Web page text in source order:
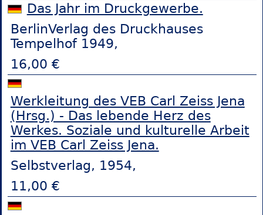
Das Jahr im Druckgewerbe.
BerlinVerlag des Druckhauses
Tempelhof 1949,
16,00 €
Werkleitung des VEB Carl Zeiss Jena
(Hrsg.) - Das lebende Herz des
Werkes. Soziale und kulturelle Arbeit
im VEB Carl Zeiss Jena.
Selbstverlag, 1954,
11,00 €